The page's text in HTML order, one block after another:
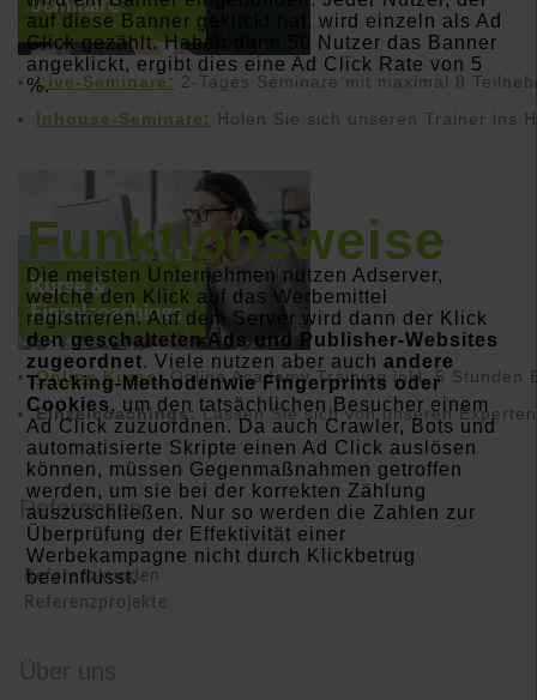
Live-Seminare: 2-Tages Seminare mit maximal 8
Inhouse-Seminare: Holen Sie sich unseren Trainer ins
Online Kurse:Online Academy Training inkl. 5 Stunden
Einzelcoachings: Lassen Sie sich von unseren
Referenzen
Referenzkunden
Referenzprojekte
auf diese Banner geklickt hat, wird einzeln als Ad
Click gezählt. Haben dann 50 Nutzer das Banner
angeklickt, ergibt dies eine Ad Click Rate von 5
%.
Funktionsweise
Die meisten Unternehmen nutzen Adserver,
welche den Klick auf das Werbemittel
registrieren. Auf dem Server wird dann der Klick
den geschalteten Ads und Publisher-Websites
zugeordnet. Viele nutzen aber auchandere
Tracking-Methodenwie Fingerprints oder
Cookies, um den tatsächlichen Besucher einem
Ad Click zuzuordnen. Da auch Crawler, Bots und
automatisierte Skripte einen Ad Click auslösen
können, müssen Gegenmaßnahmen getroffen
werden, um sie bei der korrekten Zählung
auszuschließen. Nur so werden die Zahlen zur
Überprüfung der Effektivität einer
Werbekampagne nicht durch Klickbetrug
beeinflusst.